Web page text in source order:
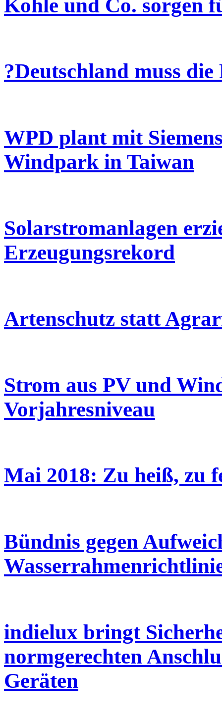
Kohle und Co. sorgen
?Deutschland muss
WPD plant mit
Windpark in Taiwan
Solarstromanlagen
Erzeugungsrekord
Artenschutz statt
Strom aus PV und
Vorjahresniveau
Mai 2018: Zu heiß, zu
Bündnis gegen
indielux bringt
normgerechten
Geräten